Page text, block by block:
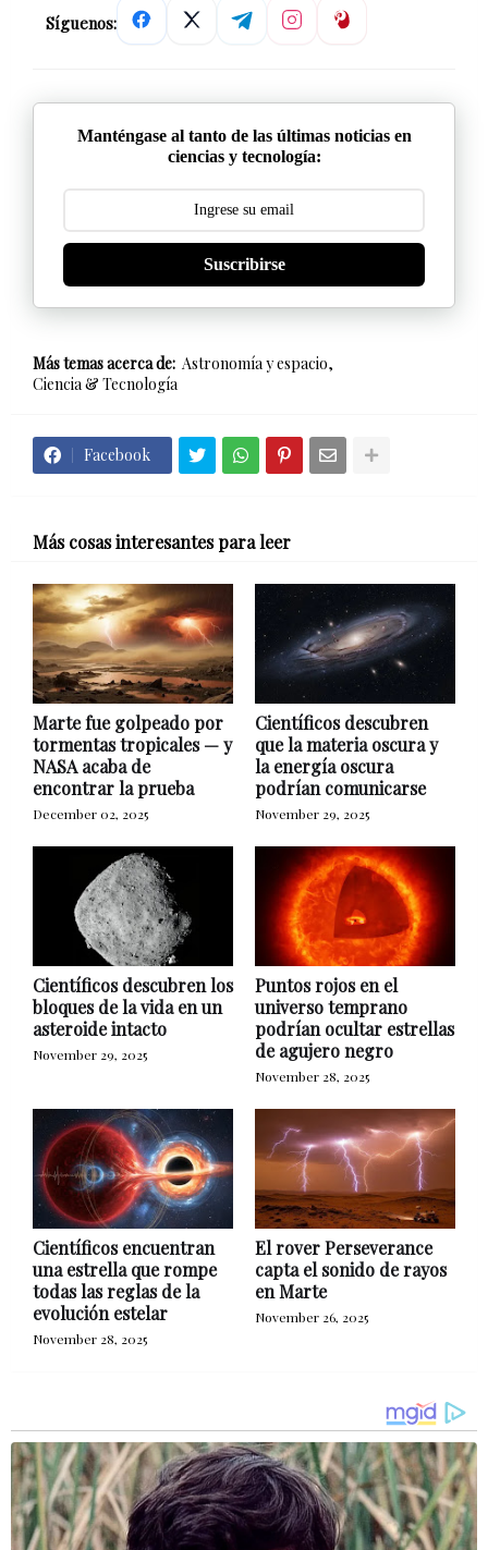
Síguenos:
Manténgase al tanto de las últimas noticias en
ciencias y tecnología:
Suscribirse
Más temas acerca de: Astronomía y espacio
Ciencia & Tecnología
Facebook
Más cosas interesantes para leer
Marte fue golpeado por
tormentas tropicales — y
NASA acaba de
encontrar la prueba
December 02, 2025
Científicos descubren
que la materia oscura y
la energía oscura
podrían comunicarse
November 29, 2025
Científicos descubren los
bloques de la vida en un
asteroide intacto
November 29, 2025
Puntos rojos en el
universo temprano
podrían ocultar estrellas
de agujero negro
November 28, 2025
Científicos encuentran
una estrella que rompe
todas las reglas de la
evolución estelar
November 28, 2025
El rover Perseverance
capta el sonido de rayos
en Marte
November 26, 2025